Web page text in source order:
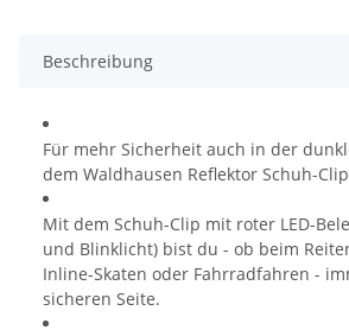
Beschreibung
Für mehr Sicherheit auch in der
dem Waldhausen Reflektor Schuh-
Mit dem Schuh-Clip mit roter LED-
und Blinklicht) bist du - ob beim
Inline-Skaten oder Fahrradfahren -
sicheren Seite.